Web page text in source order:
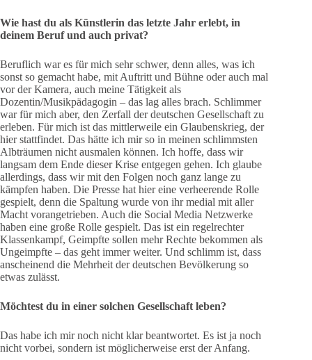
Wie hast du als Künstlerin das letzte Jahr erlebt, in
deinem Beruf und auch privat?
Beruflich war es für mich sehr schwer, denn alles, was ich
sonst so gemacht habe, mit Auftritt und Bühne oder auch mal
vor der Kamera, auch meine Tätigkeit als
Dozentin/Musikpädagogin – das lag alles brach. Schlimmer
war für mich aber, den Zerfall der deutschen Gesellschaft zu
erleben. Für mich ist das mittlerweile ein Glaubenskrieg, der
hier stattfindet. Das hätte ich mir so in meinen schlimmsten
Albträumen nicht ausmalen können. Ich hoffe, dass wir
langsam dem Ende dieser Krise entgegen gehen. Ich glaube
allerdings, dass wir mit den Folgen noch ganz lange zu
kämpfen haben. Die Presse hat hier eine verheerende Rolle
gespielt, denn die Spaltung wurde von ihr medial mit aller
Macht vorangetrieben. Auch die Social Media Netzwerke
haben eine große Rolle gespielt. Das ist ein regelrechter
Klassenkampf, Geimpfte sollen mehr Rechte bekommen als
Ungeimpfte – das geht immer weiter. Und schlimm ist, dass
anscheinend die Mehrheit der deutschen Bevölkerung so
etwas zulässt.
Möchtest du in einer solchen Gesellschaft leben?
Das habe ich mir noch nicht klar beantwortet. Es ist ja noch
nicht vorbei, sondern ist möglicherweise erst der Anfang.